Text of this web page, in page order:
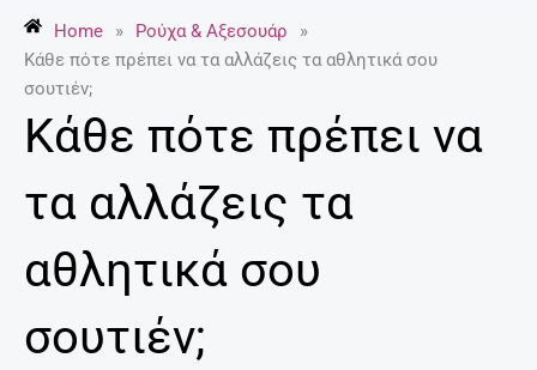
f
p
Home » Ρούχα & Αξεσουάρ
»
Κάθε πότε πρέπει να τα αλλάζεις τα αθλητικά σου
σουτιέν;
Κάθε πότε πρέπει να
τα αλλάζεις τα
αθλητικά σου
σουτιέν;